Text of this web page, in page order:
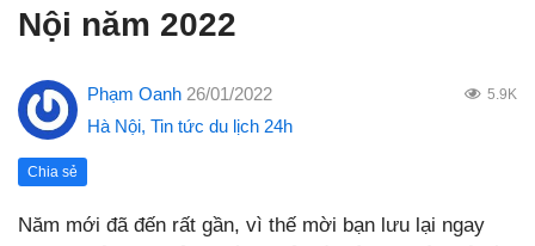
Nội năm 2022
Phạm Oanh 26/01/2022 5.9K
Hà Nội, Tin tức du lịch 24h
Chia sẻ
Năm mới đã đến rất gần, vì thế mời bạn lưu lại ngay